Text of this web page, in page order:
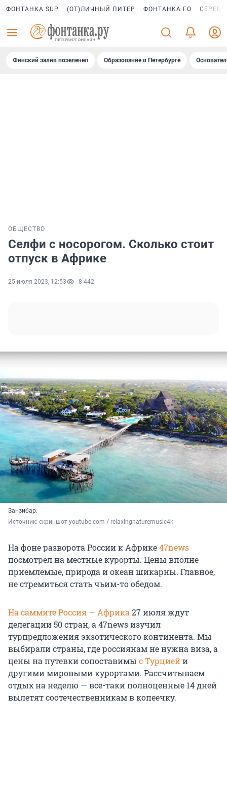
ФОНТАНКА SUP (ОТ)ЛИЧНЫЙ ПИТЕР ФОНТАНКА ГО
Финский залив позеленел Образование в Петербурге
ОБЩЕСТВО
Селфи с носорогом. Сколько стоит
отпуск в Африке
25 июля 2023, 12:53 8 442
Занзибар.
Источник: скриншот youtube.com / relaxingnaturemusic4k
На фоне разворота России к Африке47news
посмотрел на местные курорты. Цены вполне
приемлемые, природа и океан шикарны. Главное,
не стремиться стать чьим-то обедом.
На саммите Россия — Африка27 июля ждут
делегации 50 стран, а 47news изучил
турпредложения экзотического континента. Мы
выбирали страны, где россиянам не нужна виза, а
цены на путевки сопоставимы с Турциейи
другими мировыми курортами. Рассчитываем
отдых на неделю — все-таки полноценные 14 дней
вылетят соотечественникам в копеечку.